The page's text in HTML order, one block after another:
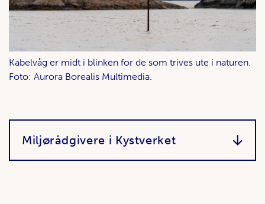
Kabelvåg er midt i blinken for de som trives ute i naturen.
Foto: Aurora Borealis Multimedia.
Miljørådgivere i Kystverket